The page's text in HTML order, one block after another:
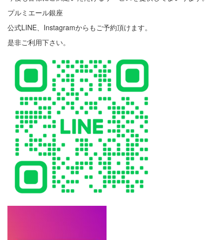
プルミエール銀座
公式LINE、Instagramからもご予約頂けます。
是非ご利用下さい。